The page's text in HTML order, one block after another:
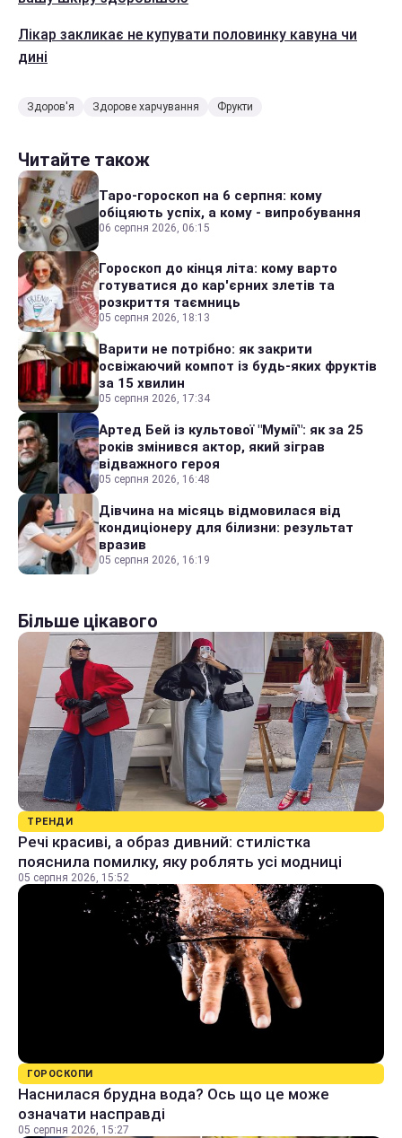
Лікар закликає не купувати половинку кавуна чи
дині
Здоров'я Здорове харчування Фрукти
Читайте також
Таро-гороскоп на 6 серпня: кому
обіцяють успіх, а кому - випробування
06 серпня 2026, 06:15
Гороскоп до кінця літа: кому варто
готуватися до кар'єрних злетів та
розкриття таємниць
05 серпня 2026, 18:13
Варити не потрібно: як закрити
освіжаючий компот із будь-яких фруктів
за 15 хвилин
05 серпня 2026, 17:34
Артед Бей із культової "Мумії": як за 25
років змінився актор, який зіграв
відважного героя
05 серпня 2026, 16:48
Дівчина на місяць відмовилася від
кондиціонеру для білизни: результат
вразив
05 серпня 2026, 16:19
Більше цікавого
ТРЕНДИ
Речі красиві, а образ дивний: стилістка
пояснила помилку, яку роблять усі модниці
05 серпня 2026, 15:52
ГОРОСКОПИ
Наснилася брудна вода? Ось що це може
означати насправді
05 серпня 2026, 15:27